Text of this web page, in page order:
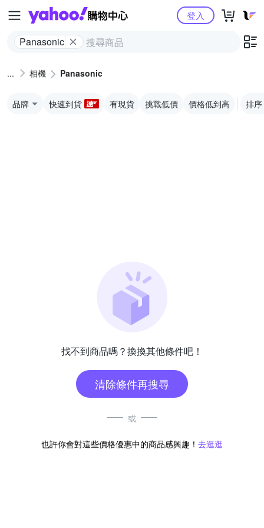
Yahoo購物中心
Panasonic
登入
相機 Panasonic
品牌 快速到貨 有現貨 挑戰低價 價格低到高 排序
找不到商品嗎？換換其他條件吧！
清除條件再搜尋
或
也許你會對這些價格優惠中的商品感興趣！ 去逛逛